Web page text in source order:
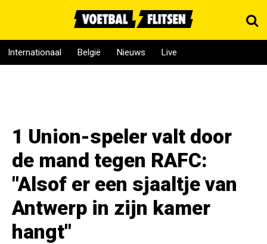
Internationaal België Nieuws Live
1 Union-speler valt door
de mand tegen RAFC:
"Alsof er een sjaaltje van
Antwerp in zijn kamer
hangt"